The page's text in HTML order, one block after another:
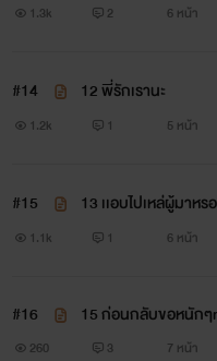
1.3k 2 6 หน้า
#14 12 พี่รักเรานะ
1.2k 1 5 หน้า
#15 13 เเอบไปเหล่ผู้มาห
1.1k 1 6 หน้า
#16 15 ก่อนกลับขอหนักๆ
260 3 7 หน้า